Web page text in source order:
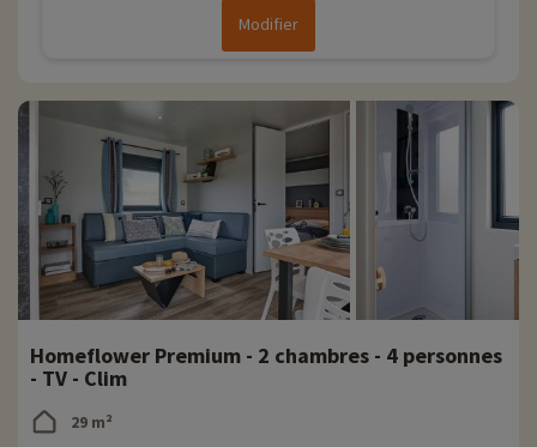
Modifier
Homeflower Premium - 2 chambres - 4 personnes
- TV - Clim
29 m²